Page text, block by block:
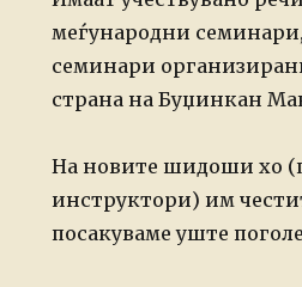
меѓународни
семинари
страна на Буџинкан
На новите шидоши хо
инструктори) им
посакуваме уште